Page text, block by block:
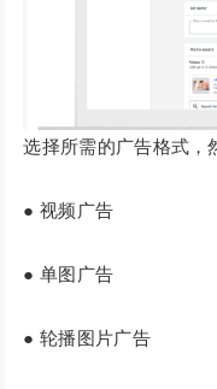
选择所需的广告格式，
● 视频广告
● 单图广告
● 轮播图片广告